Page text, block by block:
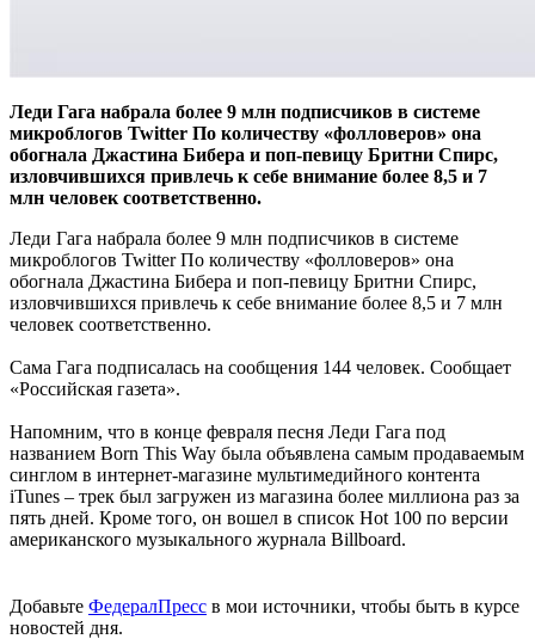
Леди Гага набрала более 9 млн подписчиков в системе
микроблогов Twitter По количеству «фолловеров» она
обогнала Джастина Бибера и поп-певицу Бритни Спирс,
изловчившихся привлечь к себе внимание более 8,5 и 7
млн человек соответственно.
Леди Гага набрала более 9 млн подписчиков в системе
микроблогов Twitter По количеству «фолловеров» она
обогнала Джастина Бибера и поп-певицу Бритни Спирс,
изловчившихся привлечь к себе внимание более 8,5 и 7 млн
человек соответственно.
Сама Гага подписалась на сообщения 144 человек. Сообщает
«Российская газета».
Напомним, что в конце февраля песня Леди Гага под
названием Born This Way была объявлена самым продаваемым
синглом в интернет-магазине мультимедийного контента
iTunes – трек был загружен из магазина более миллиона раз за
пять дней. Кроме того, он вошел в список Hot 100 по версии
американского музыкального журнала Billboard.
Добавьте ФедералПресс в мои источники, чтобы быть в курсе
новостей дня.